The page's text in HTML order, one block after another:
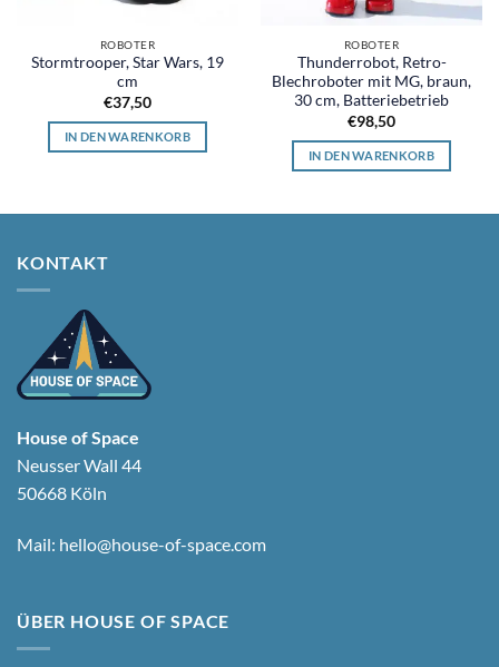
ROBOTER
Stormtrooper, Star Wars, 19
cm
€37,50
IN DEN WARENKORB
ROBOTER
Thunderrobot, Retro-
Blechroboter mit MG, braun,
30 cm, Batteriebetrieb
€98,50
IN DEN WARENKORB
KONTAKT
House of Space
Neusser Wall 44
50668 Köln
Mail: hello@house-of-space.com
ÜBER HOUSE OF SPACE